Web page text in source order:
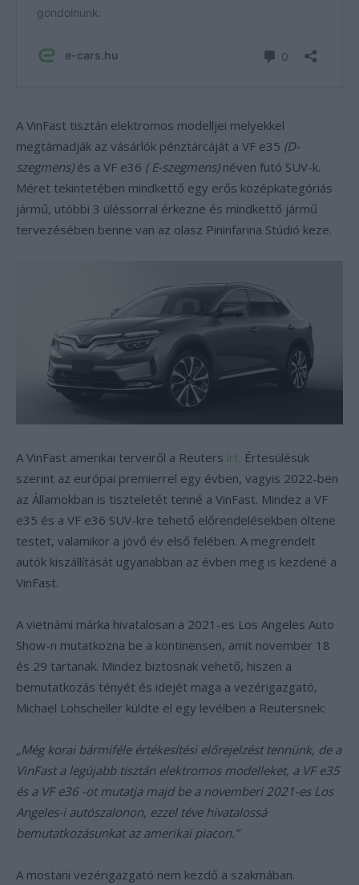
A VinFast tisztán elektromos modelljei melyekkel
megtámadják az vásárlók pénztárcáját a VF e35 (D-
szegmens)és a VF e36 ( E-szegmens)néven futó SUV-k.
Méret tekintetében mindkettő egy erős középkategóriás
jármű, utóbbi 3 üléssorral érkezne és mindkettő jármű
tervezésében benne van az olasz Pininfarina Stúdió keze.
A VinFast amerikai terveiről a Reuters írt. Értesülésük
szerint az európai premierrel egy évben, vagyis 2022-ben
az Államokban is tiszteletét tenné a VinFast. Mindez a VF
e35 és a VF e36 SUV-kre tehető előrendelésekben öltene
testet, valamikor a jövő év első felében. A megrendelt
autók kiszállítását ugyanabban az évben meg is kezdené a
VinFast.
A vietnámi márka hivatalosan a 2021-es Los Angeles Auto
Show-n mutatkozna be a kontinensen, amit november 18
és 29 tartanak. Mindez biztosnak vehető, hiszen a
bemutatkozás tényét és idejét maga a vezérigazgató,
Michael Lohscheller küldte el egy levélben a Reutersnek:
„Még korai bármiféle értékesítési előrejelzést tennünk, de a
VinFast a legújabb tisztán elektromos modelleket, a VF e35
és a VF e36 -ot mutatja majd be a novemberi 2021-es Los
Angeles-i autószalonon, ezzel téve hivatalossá
bemutatkozásunkat az amerikai piacon.”
A mostani vezérigazgató nem kezdő a szakmában.